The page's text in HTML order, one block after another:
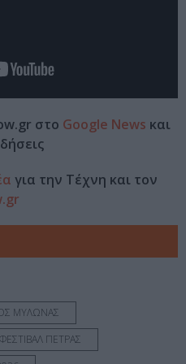
στο Google News και
για την Τέχνη και τον
ΜΥΛΩΝΑΣ
ΠΕΤΡΑΣ